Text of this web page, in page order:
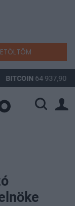
BITCOIN 64 937,90